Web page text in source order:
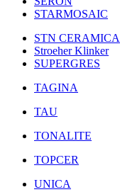
STARMOSAIC
STN CERAMICA
Stroeher Klinker
SUPERGRES
TAGINA
TAU
TONALITE
TOPCER
UNICA